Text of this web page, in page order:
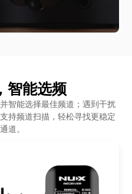
智能选频
智能选择最佳频道；遇到干扰
持频道扫描，轻松寻找更稳定
道。